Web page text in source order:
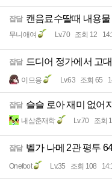
잡담 캔음료수딸때 내용
무니애여 Lv.70 조회 12
잡담 드디어 정가에서 고
이므응 Lv.63 조회 65
잡담 슬슬 로아 재미 없어
내삼춘재학 Lv.70 조회
잡담 벨가 나메 2관 평투
Onefoot Lv.35 조회 108